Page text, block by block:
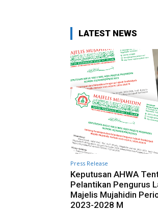
LATEST NEWS
Press Release
Keputusan AHWA
Pelantikan Pengurus
Majelis Mujahidin
2023-2028 M